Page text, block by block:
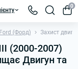
0
(Форд) Захист
(2000-2007)
Двигун та